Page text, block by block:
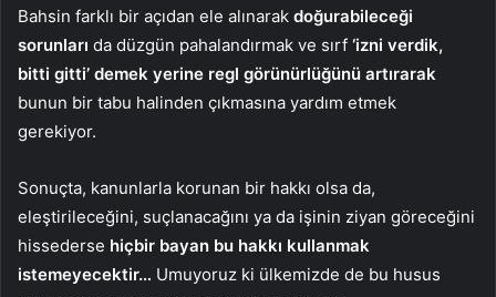
Bahsin farklı bir açıdan ele alınarak doğurabileceği
sorunları da düzgün pahalandırmak ve sırf ‘izni verdik,
bitti gitti’ demek yerine regl görünürlüğünü artırarak
bunun bir tabu halinden çıkmasına yardım etmek
gerekiyor.
Sonuçta, kanunlarla korunan bir hakkı olsa da,
eleştirileceğini, suçlanacağını ya da işinin ziyan göreceğini
hissederse hiçbir bayan bu hakkı kullanmak
istemeyecektir… Umuyoruz ki ülkemizde de bu husus